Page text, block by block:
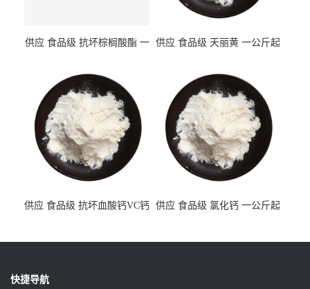
供应 食品级 抗坏棕榈酸酯 一
供应 食品级 天丽黄 一公斤起
供应 食品级 抗坏血酸钙VC钙 供应 食品级 氯化钙 一公斤起
快捷导航